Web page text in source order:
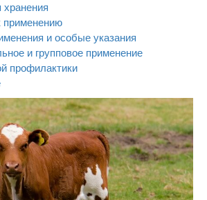
хранения
применению
и особые указания
и групповое применение
профилактики